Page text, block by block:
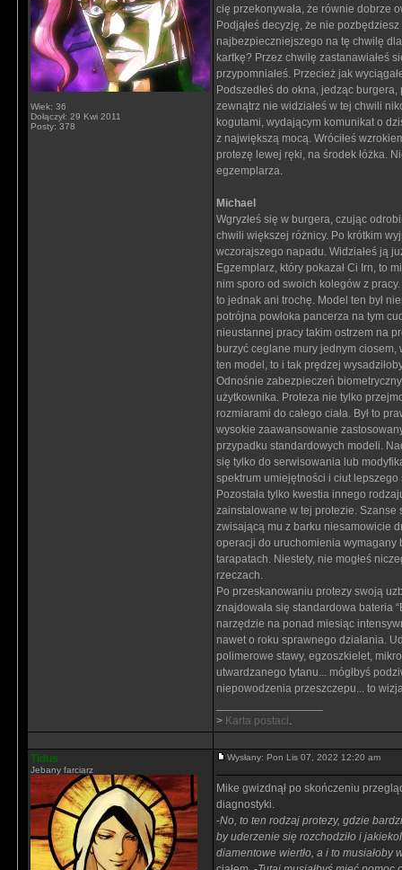
Wiek: 36
Dołączył: 29 Kwi 2011
Posty: 378
cię przekonywała, że równie dobrze
Podjąłeś decyzję, że nie
najbezpieczniejszego na tę chwilę
kartkę? Przez chwilę zastanawiałeś
przypomniałeś. Przecież jak
Podszedłeś do okna, jedząc
zewnątrz nie widziałeś w tej chwili
kogutami, wydającym komunikat o
z największą mocą. Wróciłeś
protezę lewej ręki, na środek łóżka.
egzemplarza.
Michael
Wgryzłeś się w burgera, czując
chwili większej różnicy. Po krótkim
wczorajszego napadu. Widziałeś ją
Egzemplarz, który pokazał Ci Irn, to
nim sporo od swoich kolegów z
to jednak ani trochę. Model ten był
potrójna powłoka pancerza na tym
nieustannej pracy takim ostrzem na
burzyć ceglane mury jednym ciosem,
ten model, to i tak prędzej
Odnośnie zabezpieczeń
użytkownika. Proteza nie tylko
rozmiarami do całego ciała. Był to
wysokie zaawansowanie
przypadku standardowych modeli.
się tylko do serwisowania lub
spektrum umiejętności i ciut
Pozostała tylko kwestia innego
zainstalowane w tej protezie. Szanse
zwisającą mu z barku niesamowicie
operacji do uruchomienia wymagany
tarapatach. Niestety, nie mogłeś
rzeczach.
Po przeskanowaniu protezy swoją
znajdowała się standardowa bateria
narzędzie na ponad miesiąc
nawet o roku sprawnego działania.
polimerowe stawy, egzoszkielet,
utwardzanego tytanu... mógłbyś
niepowodzenia przeszczepu... to
> Karta postaci.
Tidus
Jebany farciarz
Wysłany: Pon Lis 07, 2022 12:20 am
Mike gwizdnął po skończeniu
diagnostyki.
-No, to ten rodzaj protezy, gdzie
by uderzenie się rozchodziło i
diamentowe wiertło, a i to musiałoby